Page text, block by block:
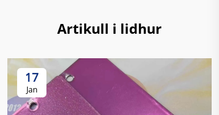
Artikull i lidhur
17
Jan